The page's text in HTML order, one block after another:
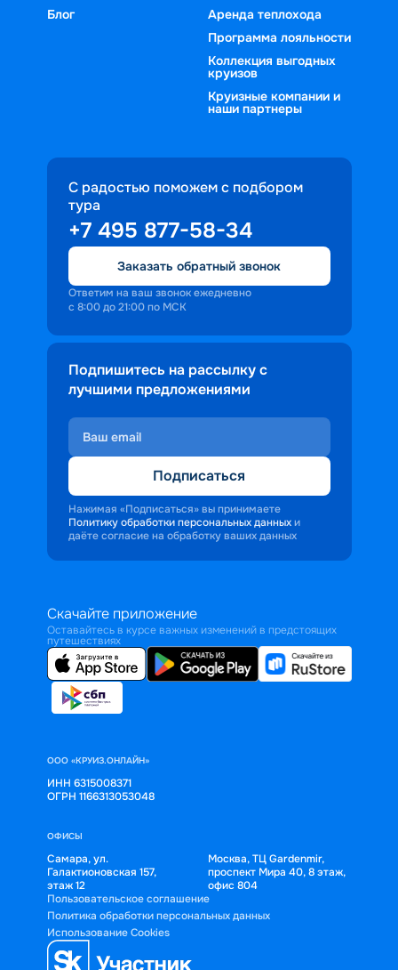
Блог
Аренда теплохода
Программа лояльности
Коллекция выгодных
круизов
Круизные компании и
наши партнеры
С радостью поможем с подбором
тура
+7 495 877-58-34
Заказать обратный звонок
Ответим на ваш звонок ежедневно
с 8:00 до 21:00 по МСК
Подпишитесь на рассылку с
лучшими предложениями
Подписаться
Нажимая «Подписаться» вы принимаете
Политику обработки персональных данных и
даёте согласие на обработку ваших данных
Скачайте приложение
Оставайтесь в курсе важных изменений в предстоящих
путешествиях
ООО «КРУИЗ.ОНЛАЙН»
ИНН 6315008371
ОГРН 1166313053048
ОФИСЫ
Самара, ул.
Галактионовская 157,
этаж 12
Москва, ТЦ Gardenmir,
проспект Мира 40, 8 этаж,
офис 804
Пользовательское соглашение
Политика обработки персональных данных
Использование Cookies